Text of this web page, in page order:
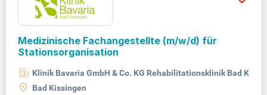
Medizinische Fachangestellte (m/w/d) für
Stationsorganisation
Klinik Bavaria GmbH & Co. KG Rehabilitationsklinik Bad
Bad Kissingen